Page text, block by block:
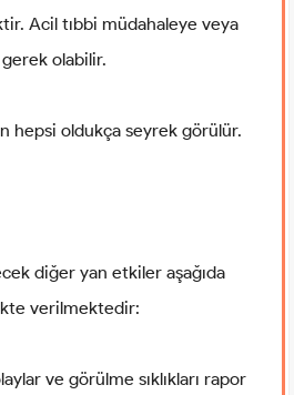
Acil tıbbi müdahaleye veya
gerek olabilir.
hepsi oldukça seyrek görülür.
diğer yan etkiler aşağıda
verilmektedir:
ve görülme sıklıkları rapor